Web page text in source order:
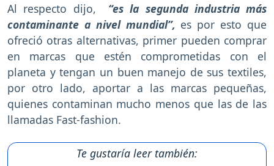
Al respecto dijo,
“es la segunda industria más
contaminante a nivel mundial”, es por esto que
ofreció otras alternativas, primer pueden comprar
en marcas que estén comprometidas con el
planeta y tengan un buen manejo de sus textiles,
por otro lado, aportar a las marcas pequeñas,
quienes contaminan mucho menos que las de las
llamadas Fast-fashion.
Te gustaría leer también: